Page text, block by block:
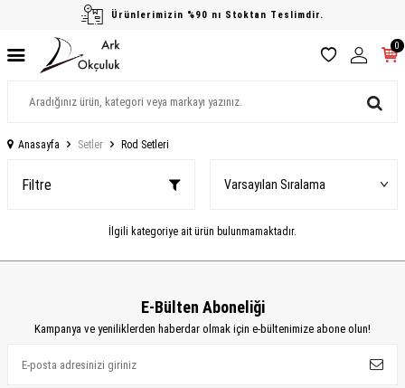
Ürünlerimizin %90 nı Stoktan Teslimdir.
0
Anasayfa Setler Rod Setleri
Filtre
İlgili kategoriye ait ürün bulunmamaktadır.
E-Bülten Aboneliği
Kampanya ve yeniliklerden haberdar olmak için e-bültenimize abone olun!